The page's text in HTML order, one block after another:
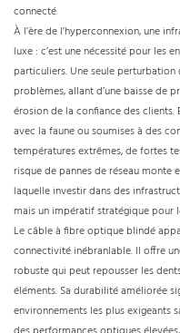
connecté
À l’ère de l’hyperconnexion, une
luxe : c’est une nécessité pour les
particuliers. Une seule
problèmes, allant d’une baisse de
érosion de la confiance des
avec la faune ou soumises à des
températures extrêmes, de fortes
risque de pannes de réseau monte
laquelle investir dans des
mais un impératif stratégique pour
Le câble à fibre optique blindé
connectivité inébranlable. Il offre
robuste qui peut repousser les
éléments. Sa durabilité améliorée
environnements les plus exigeants